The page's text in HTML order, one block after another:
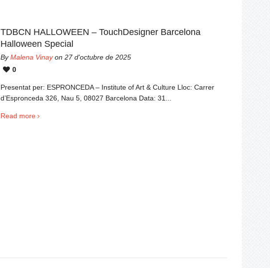
TDBCN HALLOWEEN – TouchDesigner Barcelona
Halloween Special
ByMalena Vinayon 27 d'octubre de 2025
0
Presentat per: ESPRONCEDA – Institute of Art & Culture Lloc: Carrer
d’Espronceda 326, Nau 5, 08027 Barcelona Data: 31...
Read more